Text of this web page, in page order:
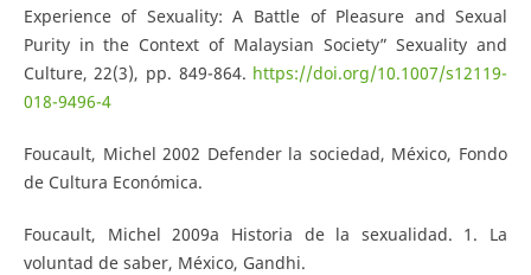
Experience of Sexuality: A Battle of Pleasure and Sexual
Purity in the Context of Malaysian Society” Sexuality and
Culture, 22(3), pp. 849-864. https://doi.org/10.1007/s12119-
018-9496-4
Foucault, Michel 2002 Defender la sociedad, México, Fondo
de Cultura Económica.
Foucault, Michel 2009a Historia de la sexualidad. 1. La
voluntad de saber, México, Gandhi.